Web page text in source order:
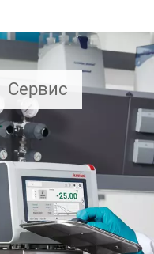
Сервис